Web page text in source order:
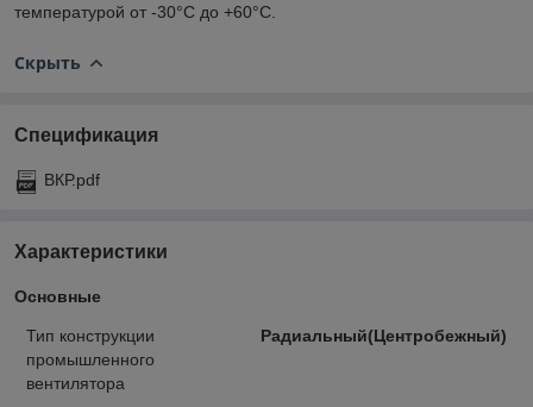
температурой от -30°С до +60°С.
Скрыть
Спецификация
ВКР.pdf
Характеристики
Основные
Тип конструкции
промышленного
вентилятора
Радиальный(Центробежный)